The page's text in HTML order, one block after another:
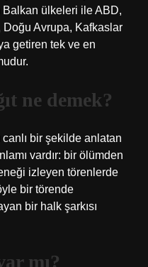
ülkeleri ile ABD,
Avrupa, Kafkaslar
getiren tek ve en
ne demek?
canlı bir şekilde anlatan
vardır: bir ölümden
izleyen törenlerde
bir törende
bir halk şarkısı
mı?